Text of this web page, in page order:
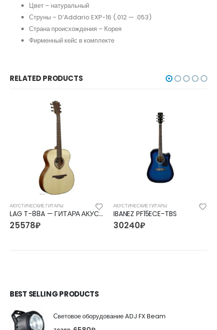
Цвет – натуральный
Струны – D’Addario EXP-16 (.012 — .053)
Страна происхождения – Корея
Фирменный кейс в комплекте
RELATED PRODUCTS
АКУСТИЧЕСКИЕ ГИТАРЫ
LAG T-88A — ГИТАРА АКУСТИЧЕСКАЯ
25578₽
АКУСТИЧЕСКИЕ ГИТАРЫ
IBANEZ PF15ECE-TBS
30240₽
BEST SELLING PRODUCTS
Световое оборудование ADJ FX Beam